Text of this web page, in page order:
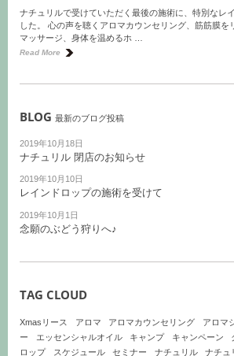
ナチュリルで受けていただく最後の施術に、特別なレ
した。 心の声を聴くアロマカウンセリング、筋筋膜を
マッサージ、身体を温めるホ …
Read More
BLOG 最新のブログ投稿
2019年10月18日
ナチュリル 閉店のお知らせ
2019年10月10日
レインドロップの施術を受けて
2019年10月1日
念願のぶどう狩りへ♪
TAG CLOUD
Xmasリース アロマ アロマカウンセリング アロマ
ー
エッセンシャルオイル キャンプ キャンペーン
ロップ
スケジュール セミナー ナチュリル ナチュ